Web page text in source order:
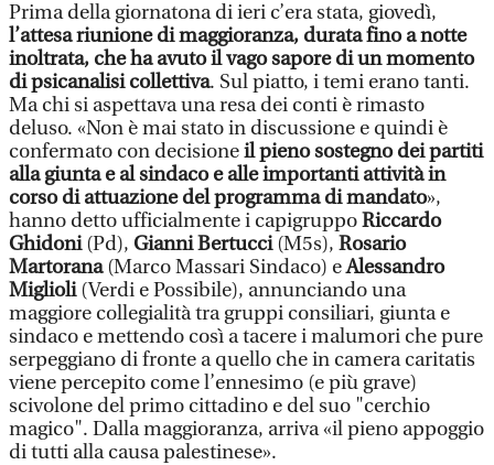
Prima della giornatona di ieri c’era stata, giovedì,
l’attesa riunione di maggioranza, durata fino a notte
inoltrata, che ha avuto il vago sapore di un momento
di psicanalisi collettiva. Sul piatto, i temi erano tanti.
Ma chi si aspettava una resa dei conti è rimasto
deluso. «Non è mai stato in discussione e quindi è
confermato con decisioneil pieno sostegno dei partiti
alla giunta e al sindaco e alle importanti attività in
corso di attuazione del programma di mandato»,
hanno detto ufficialmente i capigruppoRiccardo
Ghidoni(Pd), Gianni Bertucci(M5s), Rosario
Martorana(Marco Massari Sindaco) eAlessandro
Miglioli(Verdi e Possibile), annunciando una
maggiore collegialità tra gruppi consiliari, giunta e
sindaco e mettendo così a tacere i malumori che pure
serpeggiano di fronte a quello che in camera caritatis
viene percepito come l’ennesimo (e più grave)
scivolone del primo cittadino e del suo "cerchio
magico". Dalla maggioranza, arriva «il pieno appoggio
di tutti alla causa palestinese».